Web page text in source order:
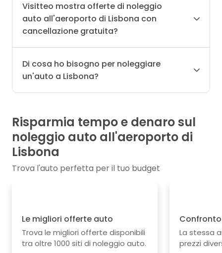
Visitteo mostra offerte di noleggio
auto all'aeroporto di Lisbona con
cancellazione gratuita?
Di cosa ho bisogno per noleggiare
un'auto a Lisbona?
Risparmia tempo e denaro sul
noleggio auto all'aeroporto di
Lisbona
Trova l'auto perfetta per il tuo budget
Le migliori offerte auto
Trova le migliori offerte disponibili
tra oltre 1000 siti di noleggio auto.
La stessa
prezzi